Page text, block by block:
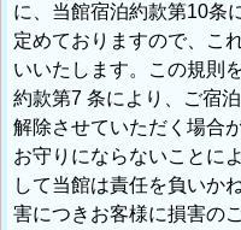
に、当館宿泊約款第10条
定めておりますので、こ
いいたします。この規則
約款第7 条により、ご宿
解除させていただく場合
お守りにならないことに
して当館は責任を負いか
害につきお客様に損害の